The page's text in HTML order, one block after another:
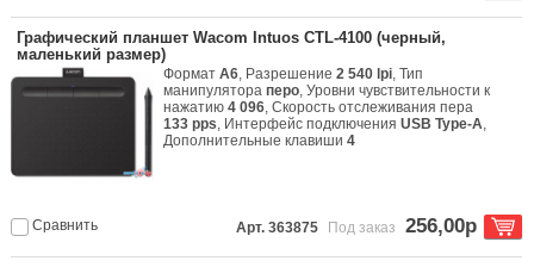
Графический планшет Wacom Intuos CTL-4100 (черный,
маленький размер)
ФорматA6, Разрешение2 540 lpi, Тип
манипулятораперо, Уровни чувствительности к
нажатию4 096, Скорость отслеживания пера
133 pps, Интерфейс подключенияUSB Type-A,
Дополнительные клавиши4
Сравнить Арт. 363875 Под заказ 256,00р